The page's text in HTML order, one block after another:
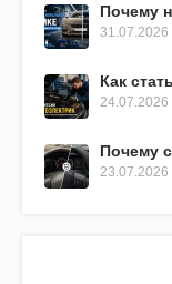
Почему
31.07.2026
Как
24.07.2026
Почему
23.07.2026